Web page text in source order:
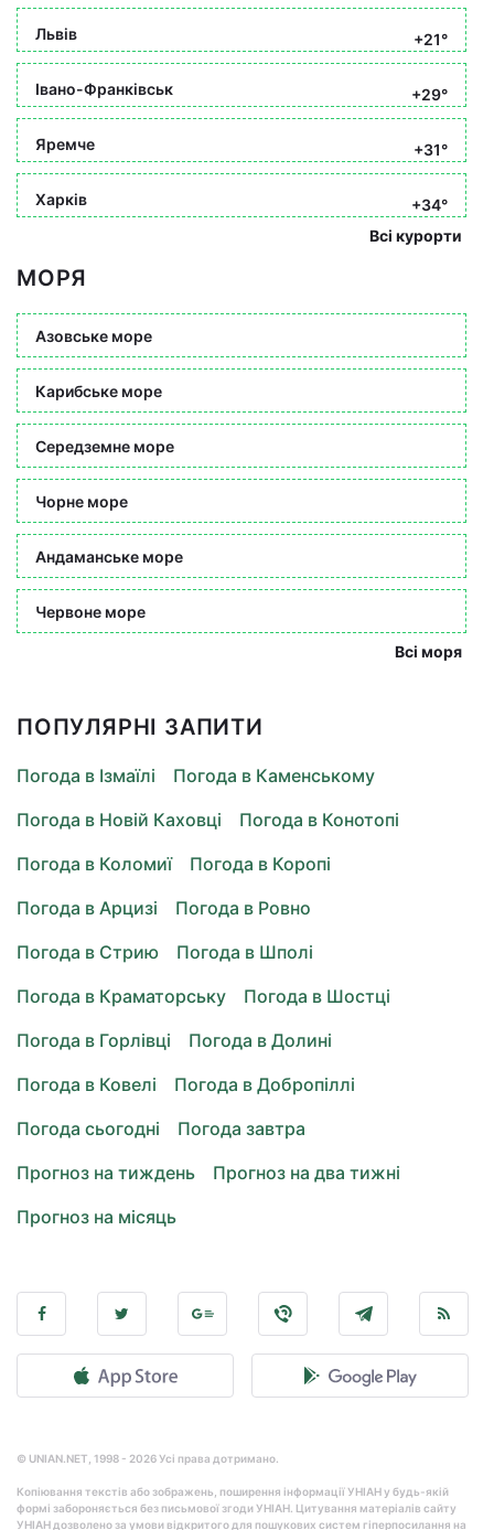
Львів +21°
Івано-Франківськ +29°
Яремче +31°
Харків
+34°
Всі курорти
МОРЯ
Азовське море
Карибське море
Середземне море
Чорне море
Андаманське море
Червоне море
Всі моря
ПОПУЛЯРНІ ЗАПИТИ
Погода в Ізмаїлі
Погода в Каменському
Погода в Новій Каховці
Погода в Конотопі
Погода в Коломиї
Погода в Коропі
Погода в Арцизі
Погода в Ровно
Погода в Стрию
Погода в Шполі
Погода в Краматорську
Погода в Шостці
Погода в Горлівці
Погода в Долині
Погода в Ковелі
Погода в Добропіллі
Погода сьогодні
Погода завтра
Прогноз на тиждень
Прогноз на два тижні
Прогноз на місяць
© UNIAN.NET, 1998 - 2026 Усі права дотримано.
Копіювання текстів або зображень, поширення інформації УНІАН у будь-якій
формі забороняється без письмової згоди УНІАН. Цитування матеріалів сайту
УНІАН дозволено за умови відкритого для пошукових систем гіперпосилання на